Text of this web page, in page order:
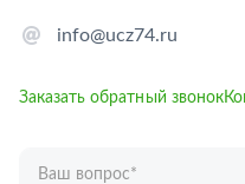
info@ucz74.ru
Заказать обратный звонок
Ваш вопрос*